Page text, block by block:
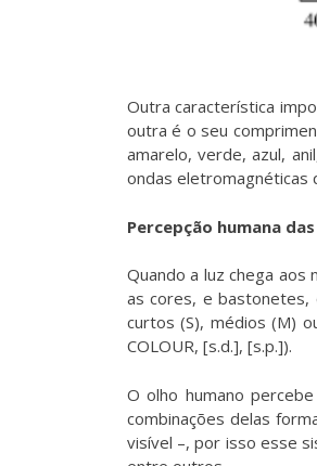
Outra característica
outra é o seu
amarelo, verde, azul,
ondas eletromagnéticas
Percepção humana
Quando a luz chega
as cores, e bastonetes,
curtos (S), médios (M)
COLOUR, [s.d.], [s.p.]).
O olho humano
combinações delas
visível –, por isso esse